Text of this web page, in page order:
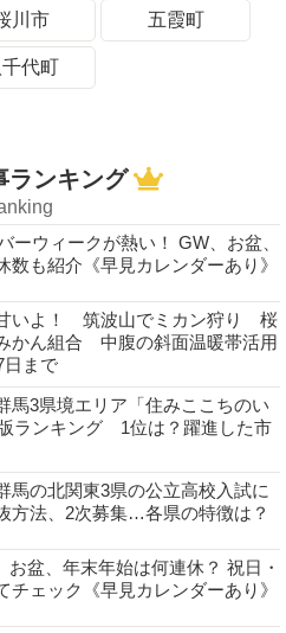
川市 五霞町
千代町
ランキング
ーウィークが熱い！ GW、お盆、
数も紹介《早見カレンダーあり》
いよ！ 筑波山でミカン狩り 桜
かん組合 中腹の斜面温暖帯活用
まで
馬3県境エリア「住みここちのい
ランキング 1位は？躍進した市
馬の北関東3県の公立高校入試に
法、2次募集…各県の特徴は？
お盆、年末年始は何連休？ 祝日・
チェック《早見カレンダーあり》